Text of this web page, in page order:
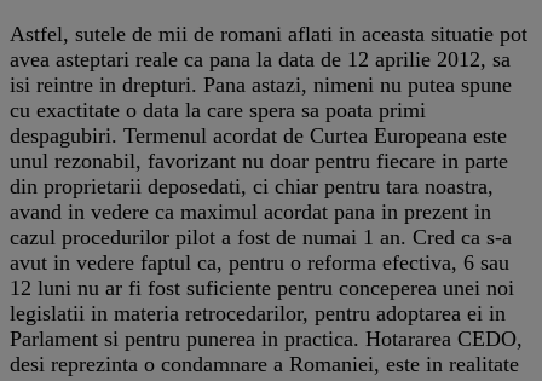
Astfel, sutele de mii de romani aflati in aceasta situatie pot
avea asteptari reale ca pana la data de 12 aprilie 2012, sa
isi reintre in drepturi. Pana astazi, nimeni nu putea spune
cu exactitate o data la care spera sa poata primi
despagubiri. Termenul acordat de Curtea Europeana este
unul rezonabil, favorizant nu doar pentru fiecare in parte
din proprietarii deposedati, ci chiar pentru tara noastra,
avand in vedere ca maximul acordat pana in prezent in
cazul procedurilor pilot a fost de numai 1 an. Cred ca s-a
avut in vedere faptul ca, pentru o reforma efectiva, 6 sau
12 luni nu ar fi fost suficiente pentru conceperea unei noi
legislatii in materia retrocedarilor, pentru adoptarea ei in
Parlament si pentru punerea in practica. Hotararea CEDO,
desi reprezinta o condamnare a Romaniei, este in realitate